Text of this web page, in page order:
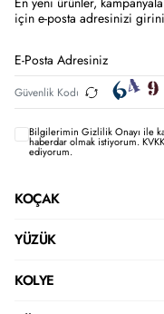
için e-posta adresinizi
Bilgilerimin Gizlilik Onayı ile
haberdar olmak istiyorum.
ediyorum.
KOÇAK
YÜZÜK
KOLYE